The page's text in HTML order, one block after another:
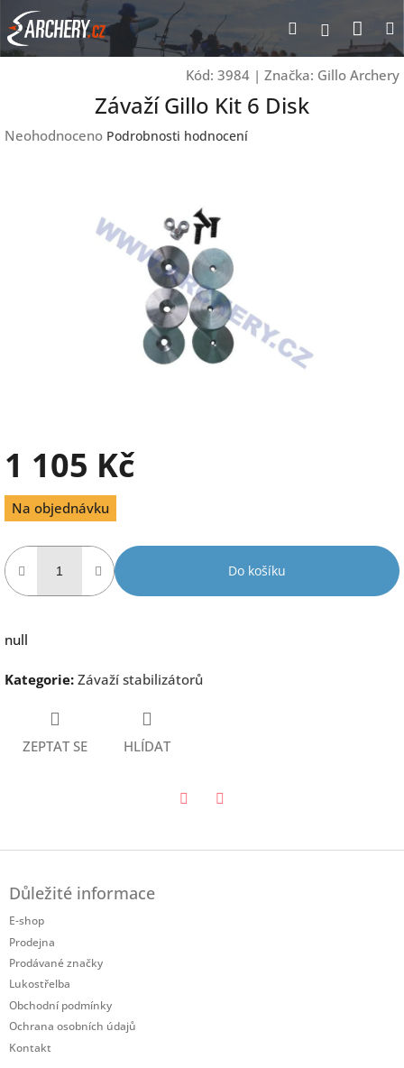
Přejít
na
obsah
Hledat
Kód: 3984 | Značka: Gillo Archery
Závaží Gillo Kit 6 Disk
Průměrné
Neohodnoceno Podrobnosti hodnocení
1 105 Kč
Měrná
cena:
Na objednávku
Do košíku
null
Kategorie: Závaží stabilizátorů
ZEPTAT SE HLÍDAT
Důležité informace
E-shop
Prodejna
Prodávané značky
Lukostřelba
Obchodní podmínky
Ochrana osobních údajů
Kontakt